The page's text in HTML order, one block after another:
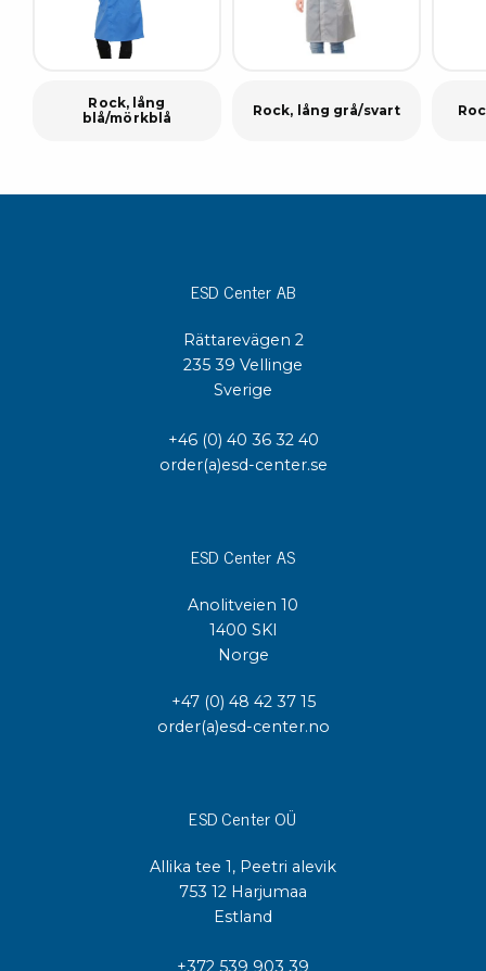
Rock, lång
blå/mörkblå
Rock, lång grå/svart
ESD Center AB
Rättarevägen 2
235 39 Vellinge
Sverige
+46 (0) 40 36 32 40
order(a)esd-center.se
ESD Center AS
Anolitveien 10
1400 SKI
Norge
+47 (0) 48 42 37 15
order(a)esd-center.no
ESD Center OÜ
Allika tee 1, Peetri alevik
753 12 Harjumaa
Estland
+372 539 903 39